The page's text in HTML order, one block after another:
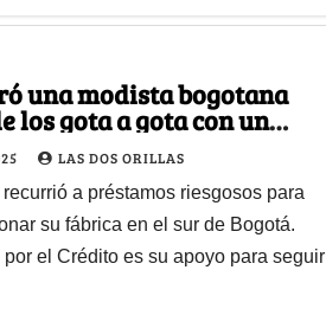
una modista bogotana
los gota a gota con un
Bancamía
LAS DOS ORILLAS
a préstamos riesgosos para
su fábrica en el sur de Bogotá.
por el Crédito es su apoyo para seguir